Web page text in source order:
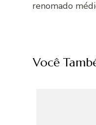
renomado
Você